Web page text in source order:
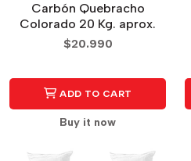
Carbón Quebracho
Colorado 20 Kg. aprox.
$20.990
ADD TO CART
Buy it now